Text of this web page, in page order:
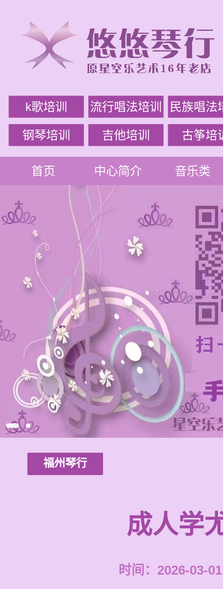
k歌培训 流行唱法培训 民族唱法
钢琴培训 吉他培训 古筝培
首页 中心简介 音乐类
福州琴行
成人学
时间：2026-03-